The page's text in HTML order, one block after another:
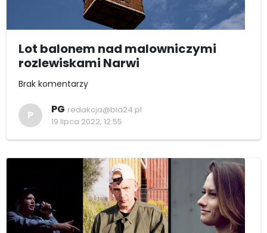
Lot balonem nad malowniczymi
rozlewiskami Narwi
Brak komentarzy
P PG redakcja@bia24.pl
19 lipca 2022, 12:55